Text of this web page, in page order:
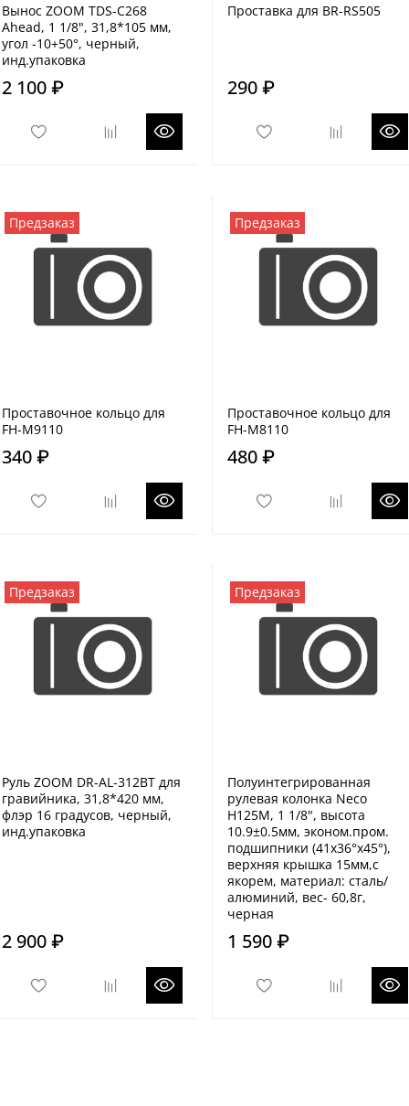
Вынос ZOOM TDS-С268
Ahead, 1 1/8", 31,8*105 мм,
угол -10+50°, черный,
инд.упаковка
2 100 ₽
Проставка для BR-RS505
290 ₽
Предзаказ
Проставочное кольцо для
FH-M9110
340 ₽
Предзаказ
Проставочное кольцо для
FH-M8110
480 ₽
Предзаказ
Руль ZOOM DR-AL-312BT для
гравийника, 31,8*420 мм,
флэр 16 градусов, черный,
инд.упаковка
2 900 ₽
Предзаказ
Полуинтегрированная
рулевая колонка Neco
H125M, 1 1/8", высота
10.9±0.5мм, эконом.пром.
подшипники (41х36°х45°),
верхняя крышка 15мм,с
якорем, материал: сталь/
алюминий, вес- 60,8г,
черная
1 590 ₽